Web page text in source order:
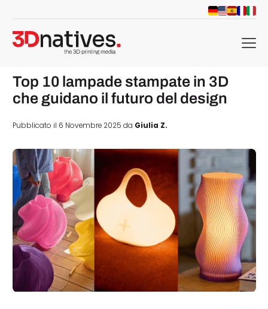
menu
Top 10 lampade stampate in 3D
che guidano il futuro del design
Pubblicato il 6 Novembre 2025 da Giulia Z.